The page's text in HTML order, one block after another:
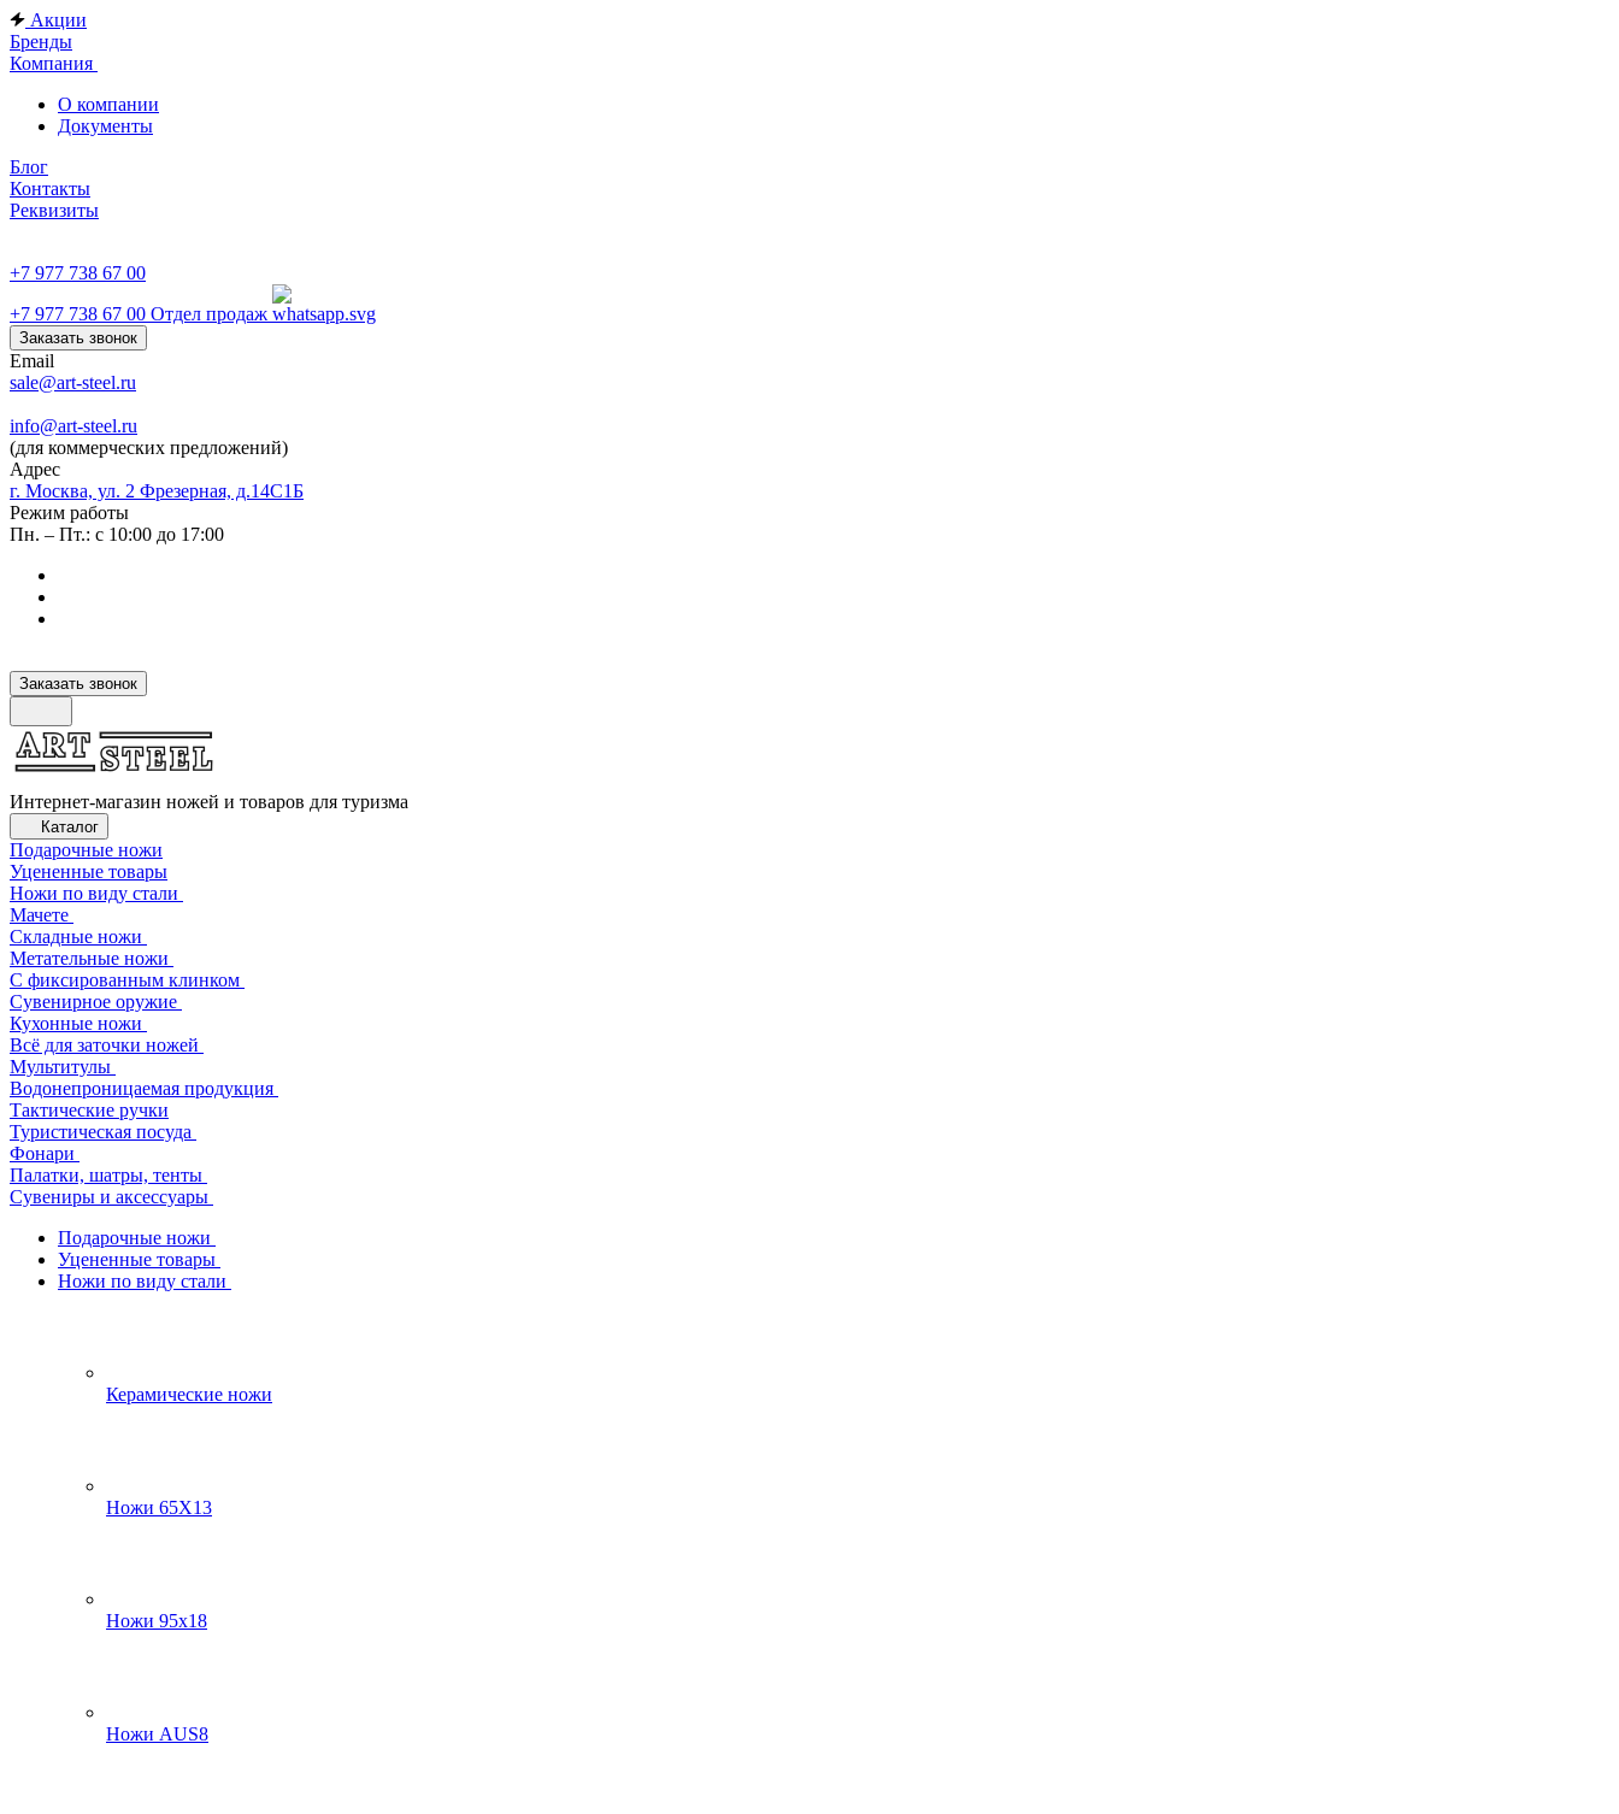
Акции
Бренды
Компания
О компании
Документы
Блог
Контакты
Реквизиты
+7 977 738 67 00
+7 977 738 67 00 Отдел продаж
Заказать звонок
Email
sale@art-steel.ru
info@art-steel.ru
(для коммерческих предложений)
Адрес
г. Москва, ул. 2 Фрезерная, д.14С1Б
Режим работы
Пн. – Пт.: с 10:00 до 17:00
Заказать звонок
Интернет-магазин ножей и товаров для туризма
Каталог
Подарочные ножи
Уцененные товары
Ножи по виду стали
Мачете
Складные ножи
Метательные ножи
С фиксированным клинком
Сувенирное оружие
Кухонные ножи
Всё для заточки ножей
Мультитулы
Водонепроницаемая продукция
Тактические ручки
Туристическая посуда
Фонари
Палатки, шатры, тенты
Сувениры и аксессуары
Подарочные ножи
Уцененные товары
Ножи по виду стали
Керамические ножи
Ножи 65Х13
Ножи 95х18
Ножи AUS8